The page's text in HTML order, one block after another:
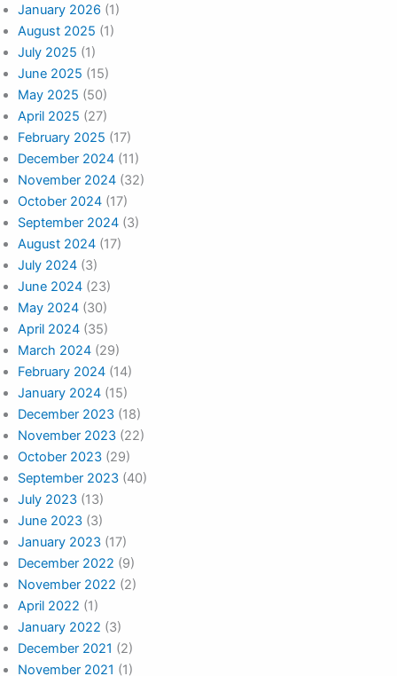
January 2026 (1)
August 2025 (1)
July 2025 (1)
June 2025 (15)
May 2025 (50)
April 2025 (27)
February 2025 (17)
December 2024 (11)
November 2024 (32)
October 2024 (17)
September 2024 (3)
August 2024 (17)
July 2024 (3)
June 2024 (23)
May 2024 (30)
April 2024 (35)
March 2024 (29)
February 2024 (14)
January 2024 (15)
December 2023 (18)
November 2023 (22)
October 2023 (29)
September 2023 (40)
July 2023 (13)
June 2023 (3)
January 2023 (17)
December 2022 (9)
November 2022 (2)
April 2022 (1)
January 2022 (3)
December 2021 (2)
November 2021 (1)